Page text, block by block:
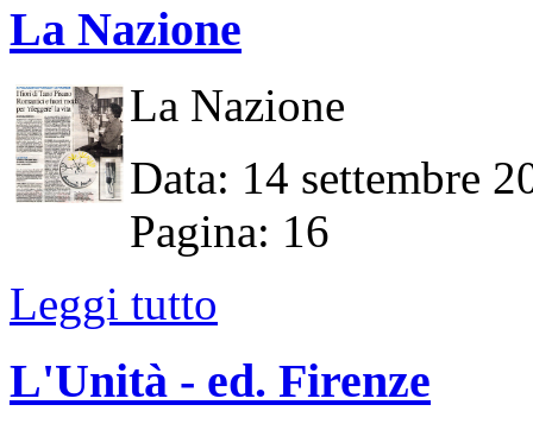
La Nazione
La Nazione
Data: 14 settembre
Pagina: 16
Leggi tutto
L'Unità - ed. Firenze